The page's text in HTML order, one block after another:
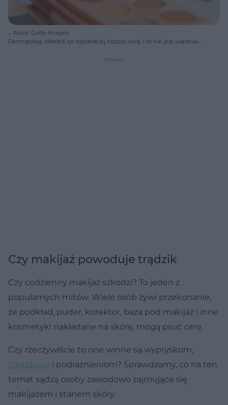
Autor: Getty Images
Dermatolog zdradził, co najbardziej niszczy cerę. I to nie jest warstwa
Czy makijaż powoduje trądzik
Czy codzienny makijaż szkodzi? To jeden z
popularnych mitów. Wiele osób żywi przekonanie,
że podkład, puder, korektor, baza pod makijaż i inne
kosmetyki nakładane na skórę, mogą psuć cerę.
Czy rzeczywiście to one winne są wypryskom,
trądzikowi i podrażnieniom? Sprawdzamy, co na ten
temat sądzą osoby zawodowo zajmujące się
makijażem i stanem skóry.